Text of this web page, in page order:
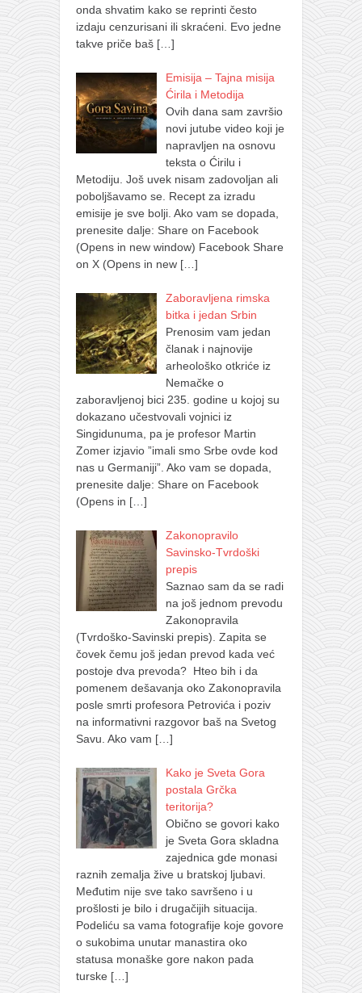
onda shvatim kako se reprinti često
izdaju cenzurisani ili skraćeni. Evo jedne
takve priče baš […]
Emisija – Tajna misija
Ćirila i Metodija
Ovih dana sam završio
novi jutube video koji je
napravljen na osnovu
teksta o Ćirilu i
Metodiju. Još uvek nisam zadovoljan ali
poboljšavamo se. Recept za izradu
emisije je sve bolji. Ako vam se dopada,
prenesite dalje: Share on Facebook
(Opens in new window) Facebook Share
on X (Opens in new […]
Zaboravljena rimska
bitka i jedan Srbin
Prenosim vam jedan
članak i najnovije
arheološko otkriće iz
Nemačke o
zaboravljenoj bici 235. godine u kojoj su
dokazano učestvovali vojnici iz
Singidunuma, pa je profesor Martin
Zomer izjavio ”imali smo Srbe ovde kod
nas u Germaniji”. Ako vam se dopada,
prenesite dalje: Share on Facebook
(Opens in […]
Zakonopravilo
Savinsko-Tvrdoški
prepis
Saznao sam da se radi
na još jednom prevodu
Zakonopravila
(Tvrdoško-Savinski prepis). Zapita se
čovek čemu još jedan prevod kada već
postoje dva prevoda? Hteo bih i da
pomenem dešavanja oko Zakonopravila
posle smrti profesora Petrovića i poziv
na informativni razgovor baš na Svetog
Savu. Ako vam […]
Kako je Sveta Gora
postala Grčka
teritorija?
Obično se govori kako
je Sveta Gora skladna
zajednica gde monasi
raznih zemalja žive u bratskoj ljubavi.
Međutim nije sve tako savršeno i u
prošlosti je bilo i drugačijih situacija.
Podeliću sa vama fotografije koje govore
o sukobima unutar manastira oko
statusa monaške gore nakon pada
turske […]